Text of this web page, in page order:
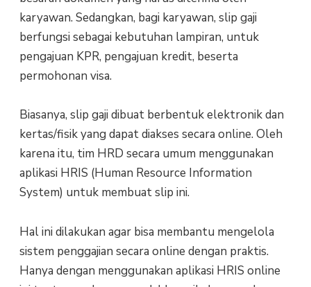
karyawan. Sedangkan, bagi karyawan, slip gaji
berfungsi sebagai kebutuhan lampiran, untuk
pengajuan KPR, pengajuan kredit, beserta
permohonan visa.
Biasanya, slip gaji dibuat berbentuk elektronik dan
kertas/fisik yang dapat diakses secara online. Oleh
karena itu, tim HRD secara umum menggunakan
aplikasi HRIS (Human Resource Information
System) untuk membuat slip ini.
Hal ini dilakukan agar bisa membantu mengelola
sistem penggajian secara online dengan praktis.
Hanya dengan menggunakan aplikasi HRIS online